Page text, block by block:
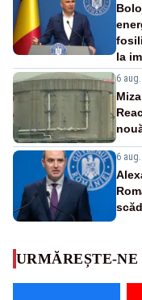
la
6
6
URMĂREȘTE-NE